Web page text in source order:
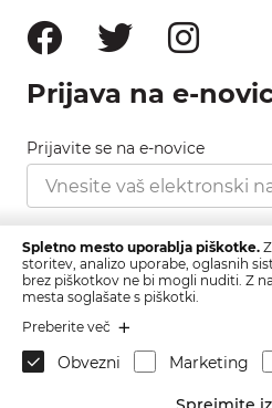
Prijava na e-
Prijavite se na e-novice
Strinjam se s pravilnikom
tukaj.
Spletno mesto uporablja piškotke.
storitev, analizo uporabe, oglasnih
brez piškotkov ne bi mogli nuditi. Z
mesta soglašate s piškotki.
Preberite več
Obvezni Marketing